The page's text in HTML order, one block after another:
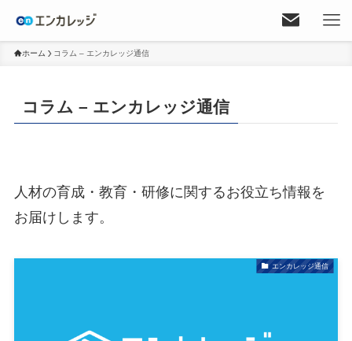
ホーム コラム – エンカレッジ通信
コラム – エンカレッジ通信
人材の育成・教育・研修に関するお役立ち情報を
お届けします。
エンカレッジ通信